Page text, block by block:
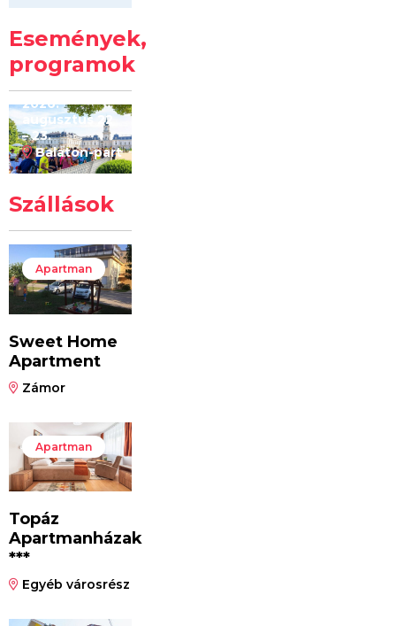
Események,
programok
Kilóméterek
2026
2026.
augusztus 22
– 23.
Balaton-part
Szállások
Apartman
Sweet Home
Apartment
Zámor
Apartman
Topáz
Apartmanházak
***
Egyéb városrész